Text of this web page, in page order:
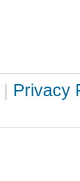
| Privacy